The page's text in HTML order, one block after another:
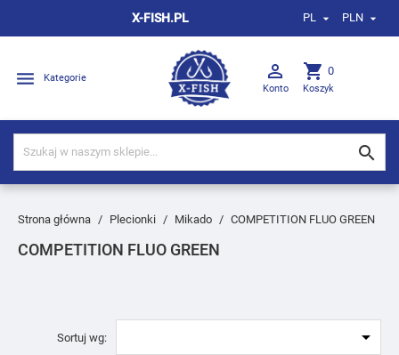
X-FISH.PL PL  PLN 
 Kategorie 
Konto
shopping_cart 0
Koszyk

Strona główna Plecionki Mikado COMPETITION FLUO GREEN
COMPETITION FLUO GREEN
Sortuj wg: 